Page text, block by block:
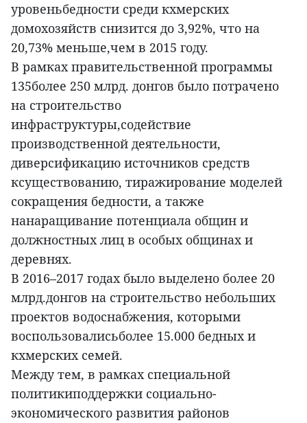
уровеньбедности среди кхмерских
домохозяйств снизится до 3,92%, что на
20,73% меньше,чем в 2015 году.
В рамках правительственной программы
135более 250 млрд. донгов было потрачено
на строительство
инфраструктуры,содействие
производственной деятельности,
диверсификацию источников средств
ксуществованию, тиражирование моделей
сокращения бедности, а также
нанаращивание потенциала общин и
должностных лиц в особых общинах и
деревнях.
В 2016–2017 годах было выделено более 20
млрд.донгов на строительство небольших
проектов водоснабжения, которыми
воспользовалисьболее 15.000 бедных и
кхмерских семей.
Между тем, в рамках специальной
политикиподдержки социально-
экономического развития районов